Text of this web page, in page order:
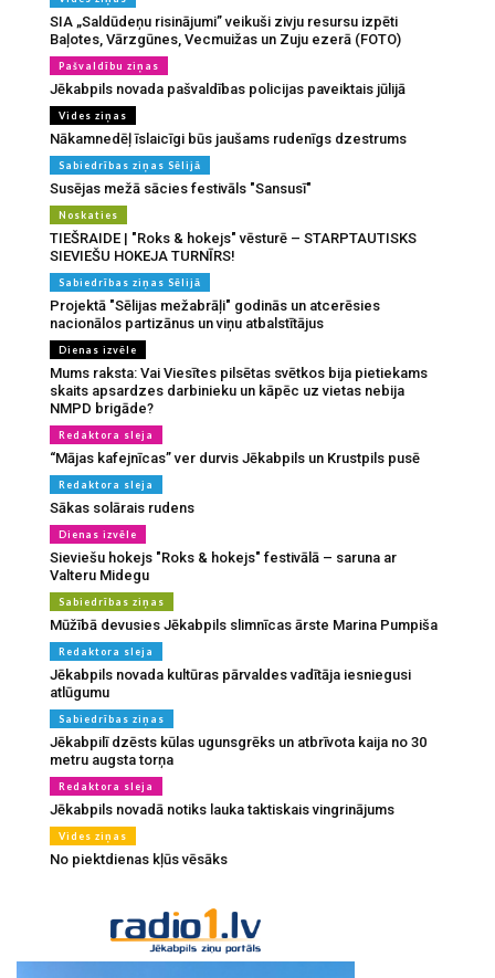
SIA „Saldūdeņu risinājumi” veikuši zivju resursu izpēti
Baļotes, Vārzgūnes, Vecmuižas un Zuju ezerā (FOTO)
Pašvaldību ziņas
Jēkabpils novada pašvaldības policijas paveiktais jūlijā
Vides ziņas
Nākamnedēļ īslaicīgi būs jaušams rudenīgs dzestrums
Sabiedrības ziņas Sēlijā
Susējas mežā sācies festivāls "Sansusī"
Noskaties
TIEŠRAIDE | "Roks & hokejs" vēsturē – STARPTAUTISKS
SIEVIEŠU HOKEJA TURNĪRS!
Sabiedrības ziņas Sēlijā
Projektā "Sēlijas mežabrāļi" godinās un atcerēsies
nacionālos partizānus un viņu atbalstītājus
Dienas izvēle
Mums raksta: Vai Viesītes pilsētas svētkos bija pietiekams
skaits apsardzes darbinieku un kāpēc uz vietas nebija
NMPD brigāde?
Redaktora sleja
“Mājas kafejnīcas” ver durvis Jēkabpils un Krustpils pusē
Redaktora sleja
Sākas solārais rudens
Dienas izvēle
Sieviešu hokejs "Roks & hokejs" festivālā – saruna ar
Valteru Midegu
Sabiedrības ziņas
Mūžībā devusies Jēkabpils slimnīcas ārste Marina Pumpiša
Redaktora sleja
Jēkabpils novada kultūras pārvaldes vadītāja iesniegusi
atlūgumu
Sabiedrības ziņas
Jēkabpilī dzēsts kūlas ugunsgrēks un atbrīvota kaija no 30
metru augsta torņa
Redaktora sleja
Jēkabpils novadā notiks lauka taktiskais vingrinājums
Vides ziņas
No piektdienas kļūs vēsāks